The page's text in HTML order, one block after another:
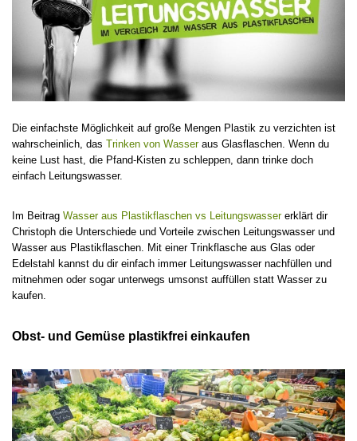
Die einfachste Möglichkeit auf große Mengen Plastik zu verzichten ist
wahrscheinlich, das Trinken von Wasseraus Glasflaschen. Wenn du
keine Lust hast, die Pfand-Kisten zu schleppen, dann trinke doch
einfach Leitungswasser.
Im Beitrag Wasser aus Plastikflaschen vs Leitungswassererklärt dir
Christoph die Unterschiede und Vorteile zwischen Leitungswasser und
Wasser aus Plastikflaschen. Mit einer Trinkflasche aus Glas oder
Edelstahl kannst du dir einfach immer Leitungswasser nachfüllen und
mitnehmen oder sogar unterwegs umsonst auffüllen statt Wasser zu
kaufen.
Obst- und Gemüse plastikfrei einkaufen